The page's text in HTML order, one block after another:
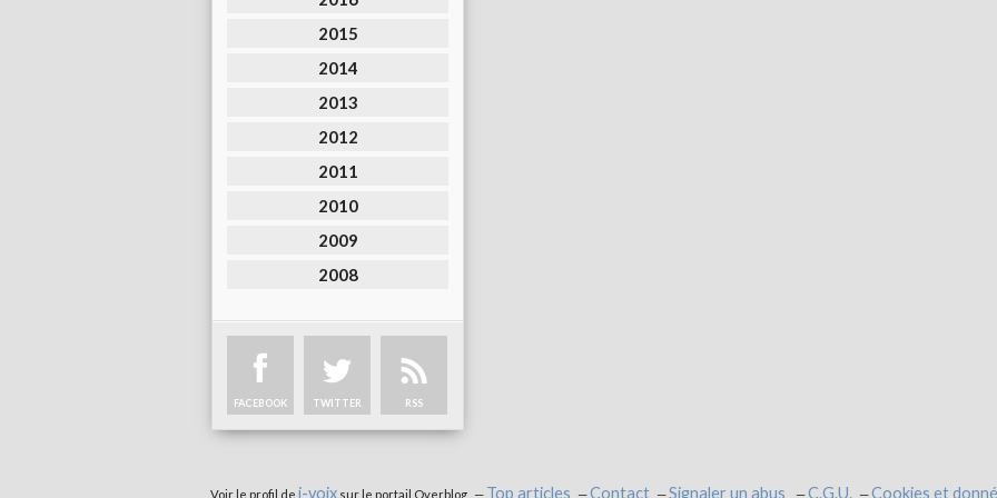
2015
2014
2013
2012
2011
2010
2009
2008
FACEBOOK TWITTER RSS
Voir le profil de i-voixsur le portail Overblog Top articles Contact Signaler un abus C.G.U. Cookies et